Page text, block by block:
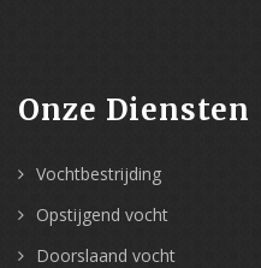
Onze Diensten
Vochtbestrijding
Opstijgend vocht
Doorslaand vocht